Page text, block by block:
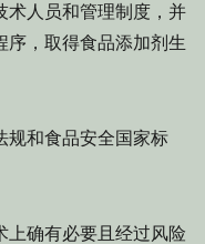
术人员和管理制度，并
序，取得食品添加剂生
和食品安全国家标
确有必要且经过风险